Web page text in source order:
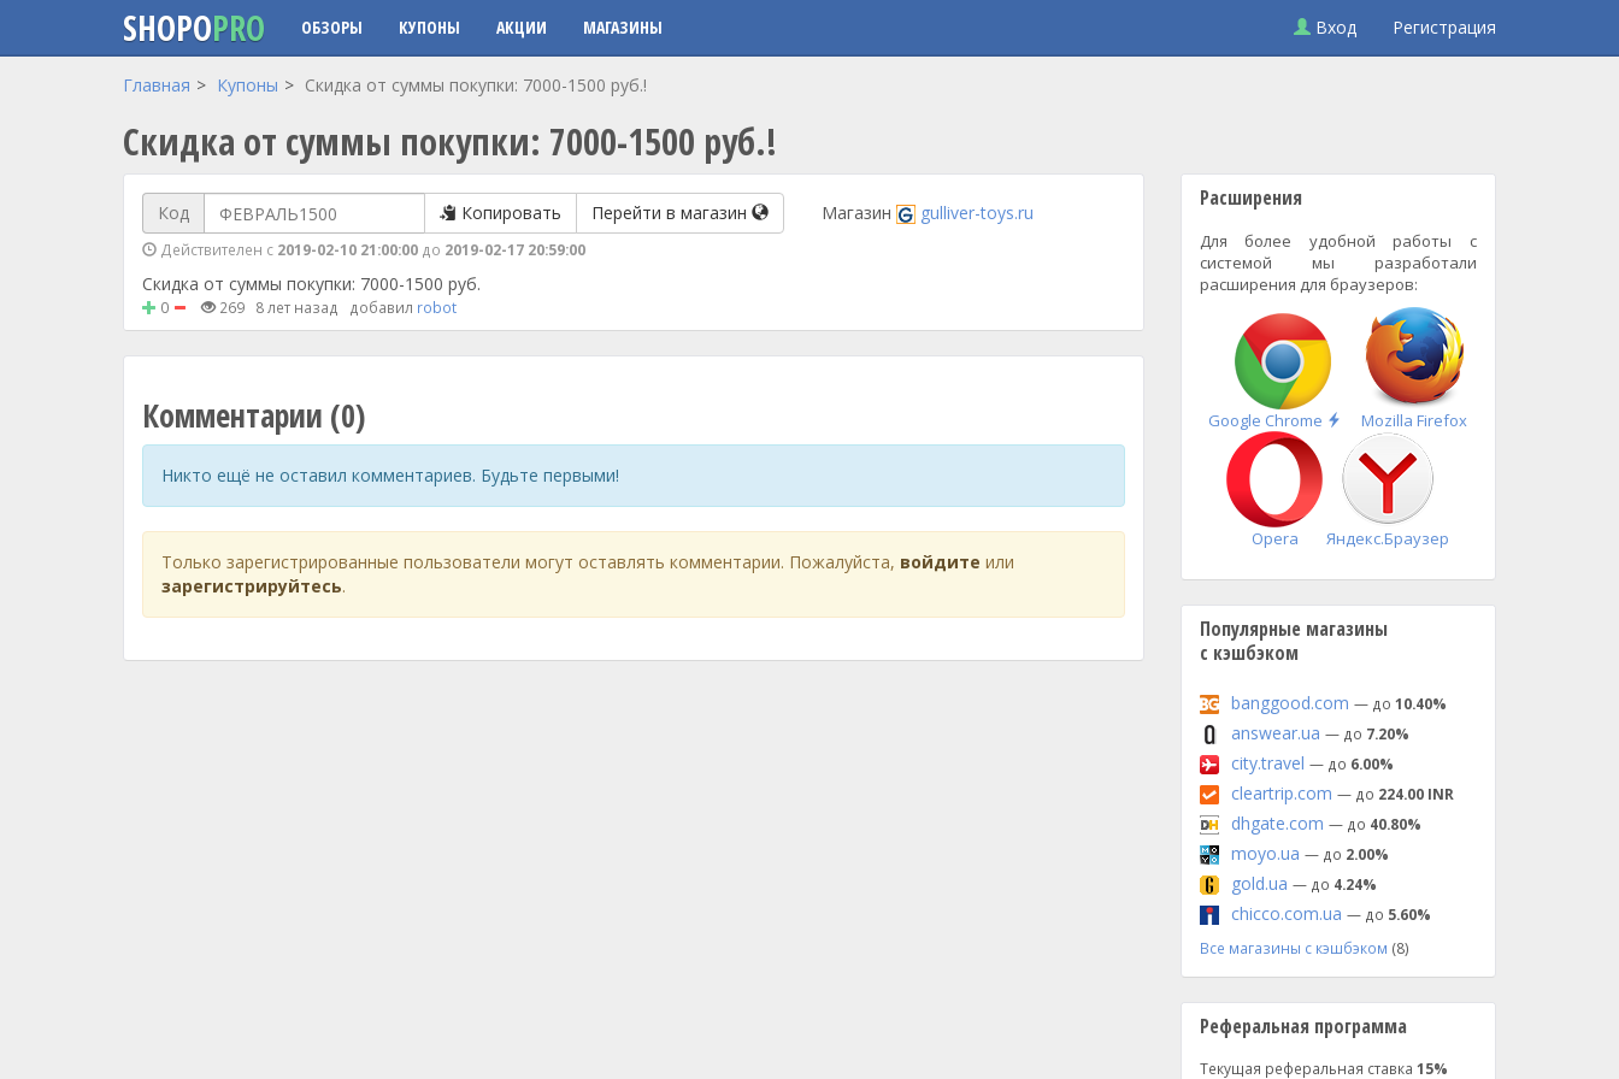
Перейти к основному содержанию
SHOPOPRO ОБЗОРЫ КУПОНЫ АКЦИИ МАГАЗИНЫ Вход Регистрация
Главная Купоны Скидка от суммы покупки: 7000-1500 руб.!
Скидка от суммы покупки: 7000-1500 руб.!
Код Копировать Перейти в магазин
Действителен с 2019-02-10 21:00:00 до 2019-02-17 20:59:00
Магазин gulliver-toys.ru
Скидка от суммы покупки: 7000-1500 руб.
0 269 8 лет назад добавил robot
Комментарии (0)
Никто ещё не оставил комментариев. Будьте первыми!
Только зарегистрированные пользователи могут оставлять комментарии. Пожалуйста, войдите или
зарегистрируйтесь.
Расширения
Для более удобной работы с
системой мы разработали
расширения для браузеров:
Google Chrome
Быстрая
установка
Mozilla Firefox
Opera Яндекс.Браузер
Популярные магазины
с кэшбэком
banggood.com — до 10.40%
answear.ua — до 7.20%
city.travel — до 6.00%
cleartrip.com — до 224.00 INR
dhgate.com — до 40.80%
moyo.ua — до 2.00%
gold.ua — до 4.24%
chicco.com.ua — до 5.60%
Все магазины с кэшбэком (8)
Реферальная программа
Текущая реферальная ставка 15%